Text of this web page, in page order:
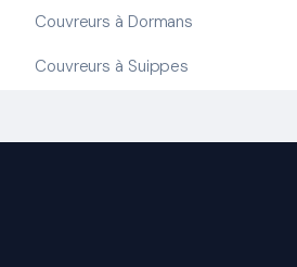
Couvreurs à Dormans
Couvreurs à Suippes